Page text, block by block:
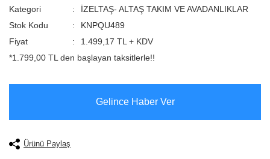
Kategori
İZELTAŞ- ALTAŞ TAKIM VE AVADANLIKLAR
Stok Kodu
KNPQU489
Fiyat
1.499,17 TL + KDV
*1.799,00 TL den başlayan taksitlerle!!
Gelince Haber Ver
Ürünü Paylaş